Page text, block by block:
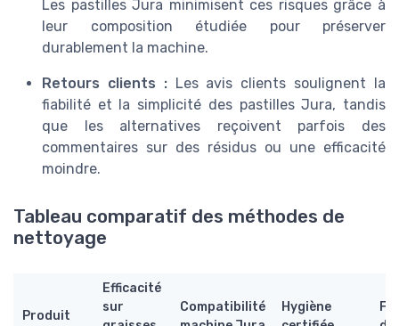
Les pastilles Jura minimisent ces risques grâce à
leur composition étudiée pour préserver
durablement la machine.
Retours clients :Les avis clients soulignent la
fiabilité et la simplicité des pastilles Jura, tandis
que les alternatives reçoivent parfois des
commentaires sur des résidus ou une efficacité
moindre.
Tableau comparatif des méthodes de
nettoyage
Produit
Efficacité
sur
Compatibilité
Hygiène